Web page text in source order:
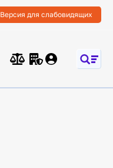
Версия для слабовидящих